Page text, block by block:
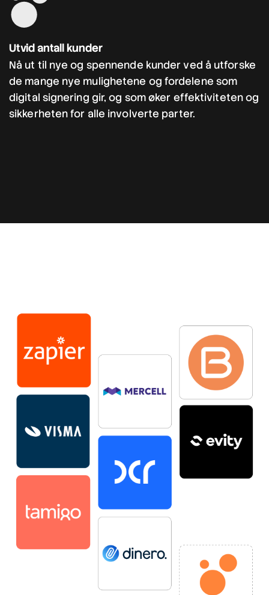
Utvid antall kunder
Nå ut til nye og spennende kunder ved å utforske
de mange nye mulighetene og fordelene som
digital signering gir, og som øker effektiviteten og
sikkerheten for alle involverte parter.